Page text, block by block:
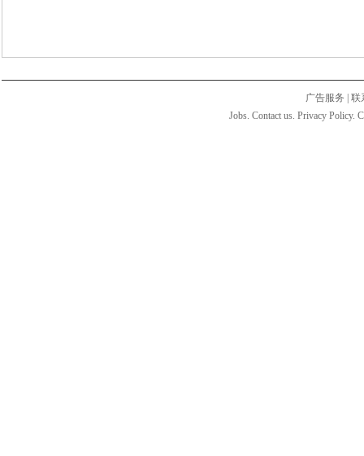
广告服务
联
Jobs. Contact us. Privacy Policy.